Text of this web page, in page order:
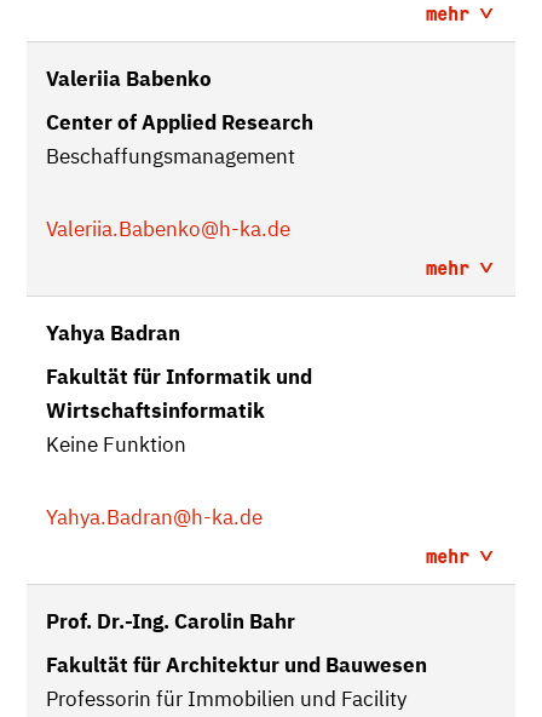
mehr
Valeriia Babenko
Center of Applied Research
Beschaffungsmanagement
Valeriia.Babenko@h-ka.de
mehr
Yahya Badran
Fakultät für Informatik und
Wirtschaftsinformatik
Keine Funktion
Yahya.Badran@h-ka.de
mehr
Prof. Dr.-Ing. Carolin Bahr
Fakultät für Architektur und Bauwesen
Professorin für Immobilien und Facility